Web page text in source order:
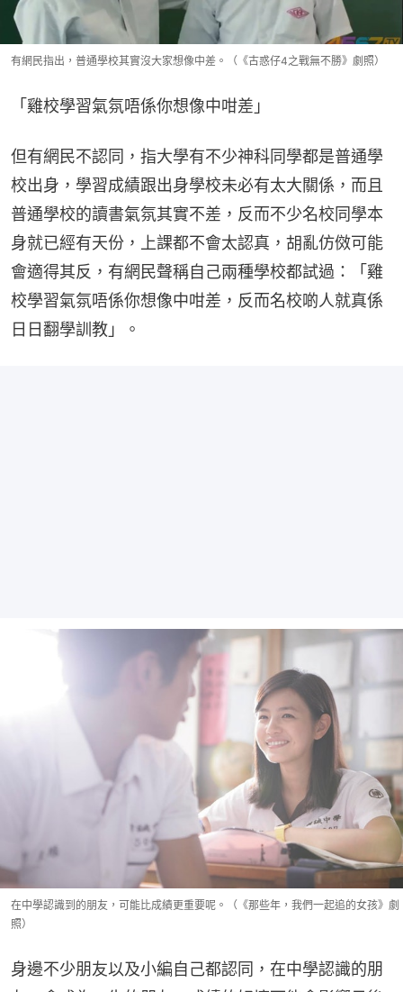
有網民指出，普通學校其實沒大家想像中差。（《古惑仔4之戰無不勝》劇照）
「雞校學習氣氛唔係你想像中咁差」
但有網民不認同，指大學有不少神科同學都是普通學
校出身，學習成績跟出身學校未必有太大關係，而且
普通學校的讀書氣氛其實不差，反而不少名校同學本
身就已經有天份，上課都不會太認真，胡亂仿傚可能
會適得其反，有網民聲稱自己兩種學校都試過：「雞
校學習氣氛唔係你想像中咁差，反而名校啲人就真係
日日翻學訓教」。
在中學認識到的朋友，可能比成績更重要呢。（《那些年，我們一起追的女孩》劇
照）
身邊不少朋友以及小編自己都認同，在中學認識的朋